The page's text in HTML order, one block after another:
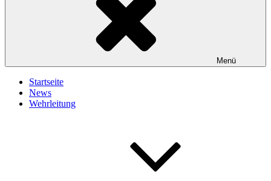
Menü
Startseite
News
Wehrleitung